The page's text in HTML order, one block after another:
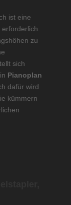
ist eine
zu
sich
Pianoplan
dafür wird
kümmern